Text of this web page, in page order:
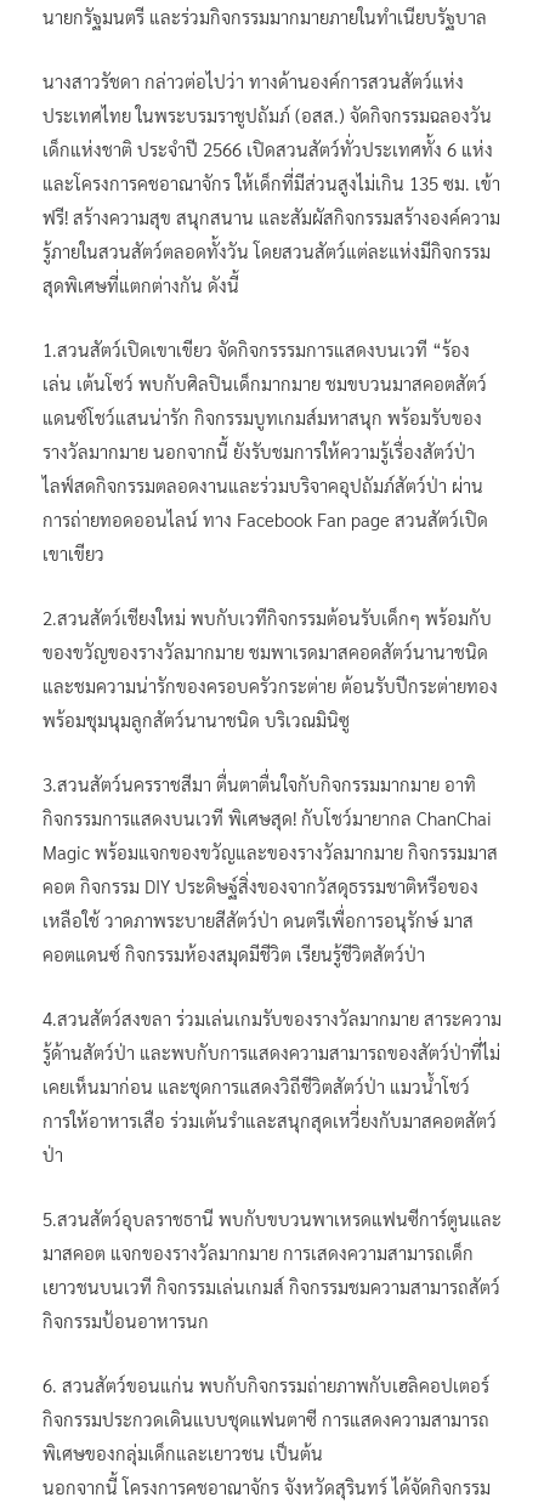
นายกรัฐมนตรี และร่วมกิจกรรมมากมายภายในทำเนียบรัฐบาล
นางสาวรัชดา กล่าวต่อไปว่า ทางด้านองค์การสวนสัตว์แห่ง
ประเทศไทย ในพระบรมราชูปถัมภ์ (อสส.) จัดกิจกรรมฉลองวัน
เด็กแห่งชาติ ประจำปี 2566 เปิดสวนสัตว์ทั่วประเทศทั้ง 6 แห่ง
และโครงการคชอาณาจักร ให้เด็กที่มีส่วนสูงไม่เกิน 135 ซม. เข้า
ฟรี! สร้างความสุข สนุกสนาน และสัมผัสกิจกรรมสร้างองค์ความ
รู้ภายในสวนสัตว์ตลอดทั้งวัน โดยสวนสัตว์แต่ละแห่งมีกิจกรรม
สุดพิเศษที่แตกต่างกัน ดังนี้
1.สวนสัตว์เปิดเขาเขียว จัดกิจกรรรมการแสดงบนเวที “ร้อง
เล่น เต้นโซว์ พบกับศิลปินเด็กมากมาย ชมขบวนมาสคอตสัตว์
แดนซ์โชว์แสนน่ารัก กิจกรรมบูทเกมส์มหาสนุก พร้อมรับของ
รางวัลมากมาย นอกจากนี้ ยังรับชมการให้ความรู้เรื่องสัตว์ป่า
ไลฟ์สดกิจกรรมตลอดงานและร่วมบริจาคอุปถัมภ์สัตว์ป่า ผ่าน
การถ่ายทอดออนไลน์ ทาง Facebook Fan page สวนสัตว์เปิด
เขาเขียว
2.สวนสัตว์เชียงใหม่ พบกับเวทีกิจกรรมต้อนรับเด็กๆ พร้อมกับ
ของขวัญของรางวัลมากมาย ชมพาเรดมาสคอดสัตว์นานาชนิด
และชมความน่ารักของครอบครัวกระต่าย ต้อนรับปีกระต่ายทอง
พร้อมชุมนุมลูกสัตว์นานาชนิด บริเวณมินิซู
3.สวนสัตว์นครราชสีมา ตื่นตาตื่นใจกับกิจกรรมมากมาย อาทิ
กิจกรรมการแสดงบนเวที พิเศษสุด! กับโชว์มายากล ChanChai
Magic พร้อมแจกของขวัญและของรางวัลมากมาย กิจกรรมมาส
คอต กิจกรรม DIY ประดิษฐ์สิ่งของจากวัสดุธรรมชาติหรือของ
เหลือใช้ วาดภาพระบายสีสัตว์ป่า ดนตรีเพื่อการอนุรักษ์ มาส
คอตแดนซ์ กิจกรรมห้องสมุดมีชีวิต เรียนรู้ชีวิตสัตว์ป่า
4.สวนสัตว์สงขลา ร่วมเล่นเกมรับของรางวัลมากมาย สาระความ
รู้ด้านสัตว์ป่า และพบกับการแสดงความสามารถของสัตว์ป่าที่ไม่
เคยเห็นมาก่อน และชุดการแสดงวิถีชีวิตสัตว์ป่า แมวน้ำโชว์
การให้อาหารเสือ ร่วมเต้นรำและสนุกสุดเหวี่ยงกับมาสคอตสัตว์
ป่า
5.สวนสัตว์อุบลราชธานี พบกับขบวนพาเหรดแฟนซีการ์ตูนและ
มาสคอต แจกของรางวัลมากมาย การเสดงความสามารถเด็ก
เยาวชนบนเวที กิจกรรมเล่นเกมส์ กิจกรรมชมความสามารถสัตว์
กิจกรรมป้อนอาหารนก
6. สวนสัตว์ขอนแก่น พบกับกิจกรรมถ่ายภาพกับเฮลิคอปเตอร์
กิจกรรมประกวดเดินแบบชุดแฟนตาซี การแสดงความสามารถ
พิเศษของกลุ่มเด็กและเยาวชน เป็นต้น
นอกจากนี้ โครงการคชอาณาจักร จังหวัดสุรินทร์ ได้จัดกิจกรรม